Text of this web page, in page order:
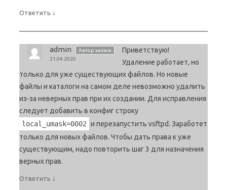
Ответить ↓
admin
Автор записи
21.04.2020
Приветствую!
Удаление работает, но
только для уже существующих файлов. Но новые
файлы и каталоги на самом деле невозможно удалить
из-за неверных прав при их создании. Для исправления
следует добавить в конфиг строку
local_umask=0002 и перезапустить vsftpd. Заработет
только для новых файлов. Чтобы дать права к уже
существующим, надо повторить шаг 3 для назначения
верных прав.
Ответить ↓